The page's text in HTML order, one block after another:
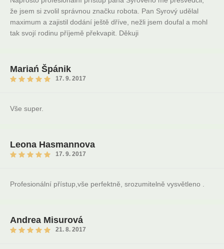
že jsem si zvolil správnou značku robota. Pan Syrový udělal
maximum a zajistil dodání ještě dříve, nežli jsem doufal a mohl
tak svojí rodinu příjemě překvapit. Děkuji
Mariań Špánik
17. 9. 2017
Vše super.
Leona Hasmannova
17. 9. 2017
Profesionální přístup,vše perfektně, srozumitelně vysvětleno .
Andrea Misurová
21. 8. 2017